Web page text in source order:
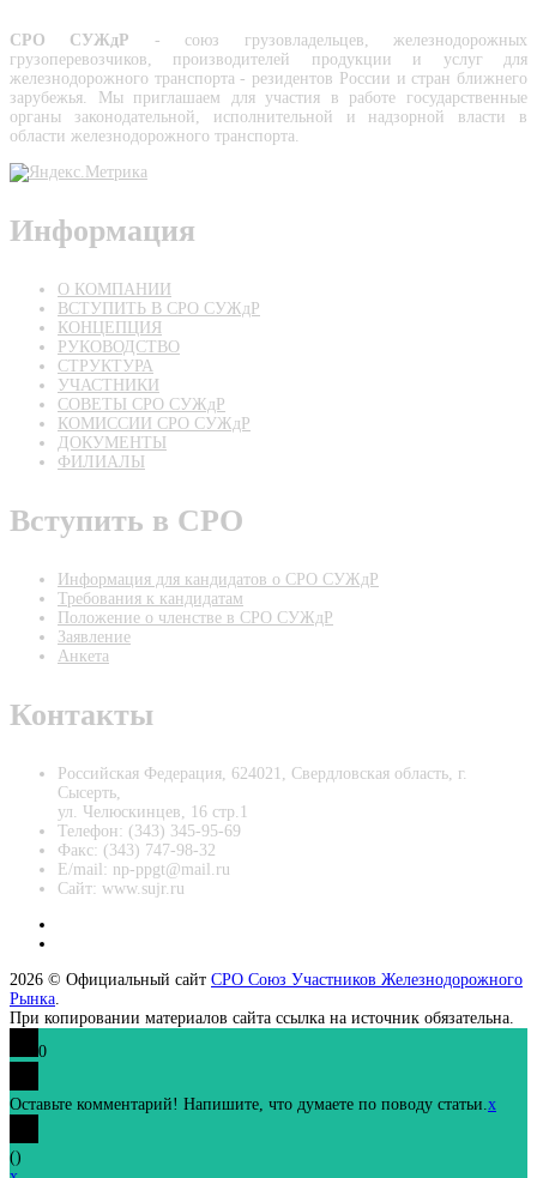
СРО СУЖдР - союз грузовладельцев, железнодорожных
грузоперевозчиков, производителей про­дукции и услуг для
железнодорожного транспорта - резидентов России и стран ближнего
зарубежья. Мы приглашаем для участия в работе государственные
органы законодательной, исполнительной и надзорной власти в
области железнодорожного транспорта.
Информация
О КОМПАНИИ
ВСТУПИТЬ В СРО СУЖдР
КОНЦЕПЦИЯ
РУКОВОДСТВО
СТРУКТУРА
УЧАСТНИКИ
СОВЕТЫ СРО СУЖдР
КОМИССИИ СРО СУЖдР
ДОКУМЕНТЫ
ФИЛИАЛЫ
Вступить в СРО
Информация для кандидатов о СРО СУЖдР
Требования к кандидатам
Положение о членстве в СРО СУЖдР
Заявление
Анкета
Контакты
Российская Федерация, 624021, Свердловская область, г.
Сысерть,
ул. Челюскинцев, 16 стр.1
Телефон: (343) 345-95-69
Факс: (343) 747-98-32
E/mail: np-ppgt@mail.ru
Сайт: www.sujr.ru
2026 © Официальный сайт СРО Союз Участников Железнодорожного
Рынка.
При копировании материалов сайта ссылка на источник обязательна.
0
Оставьте комментарий! Напишите, что думаете по поводу статьи.x
()